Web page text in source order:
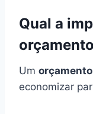
Qual a
Um orçamento
economizar